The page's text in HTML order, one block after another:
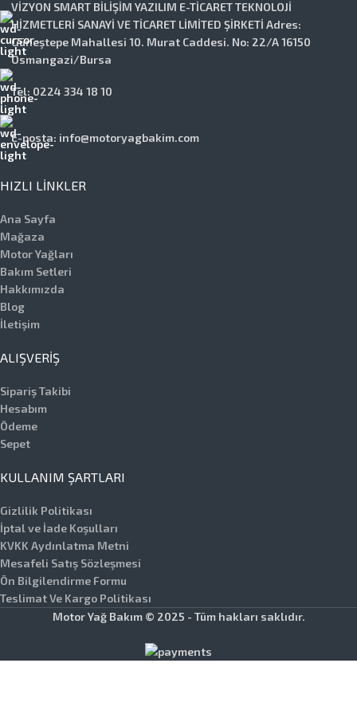
VİZYON SMART BİLİŞİM YAZILIM E-TİCARET TEKNOLOJİ
HİZMETLERİ SANAYİ VE TİCARET LİMİTED ŞİRKETİ Adres:
Güneştepe Mahallesi 10. Murat Caddesi. No: 22/A 16150
Osmangazi/Bursa
Tel: 0224 334 18 10
E-posta: info@motoryagbakim.com
HIZLI LINKLER
Ana Sayfa
Mağaza
Motor Yağları
Bakım Setleri
Hakkımızda
Blog
İletişim
ALIŞVERIŞ
Sipariş Takibi
Hesabım
Ödeme
Sepet
KULLANIM ŞARTLARI
Gizlilik Politikası
İptal ve İade Koşulları
KVKK Aydınlatma Metni
Mesafeli Satış Sözleşmesi
Ön Bilgilendirme Formu
Teslimat Ve Kargo Politikası
Motor Yağ Bakım © 2025 - Tüm hakları saklıdır.